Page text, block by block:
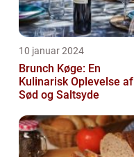
10 januar 2024
Brunch Køge: En
Kulinarisk Oplevelse af
Sød og Saltsyde